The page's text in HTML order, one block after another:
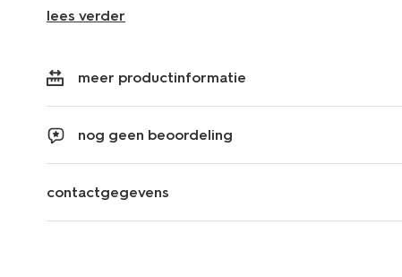
lees verder
meer productinformatie
nog geen beoordeling
contactgegevens